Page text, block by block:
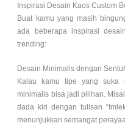
Inspirasi Desain Kaos Custom
Buat kamu yang masih
ada beberapa inspirasi
trending:
Desain Minimalis dengan
Kalau kamu tipe yang suka
minimalis bisa jadi pilihan.
dada kiri dengan tulisan
menunjukkan semangat